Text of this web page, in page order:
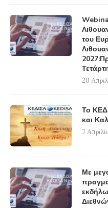
του
20
Το
και
7
Με